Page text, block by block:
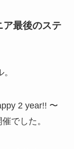
ア最後のステ
2 year!! 〜
でした。